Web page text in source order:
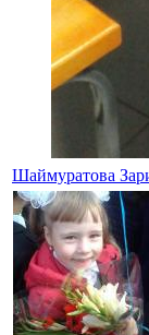
Шаймуратова